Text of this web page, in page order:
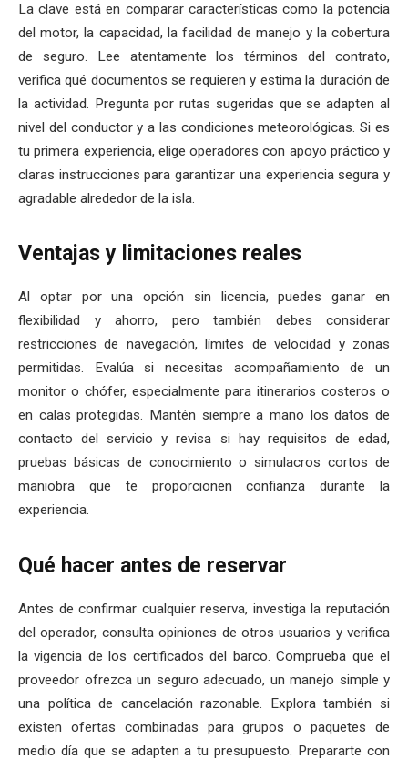
La clave está en comparar características como la potencia
del motor, la capacidad, la facilidad de manejo y la cobertura
de seguro. Lee atentamente los términos del contrato,
verifica qué documentos se requieren y estima la duración de
la actividad. Pregunta por rutas sugeridas que se adapten al
nivel del conductor y a las condiciones meteorológicas. Si es
tu primera experiencia, elige operadores con apoyo práctico y
claras instrucciones para garantizar una experiencia segura y
agradable alrededor de la isla.
Ventajas y limitaciones reales
Al optar por una opción sin licencia, puedes ganar en
flexibilidad y ahorro, pero también debes considerar
restricciones de navegación, límites de velocidad y zonas
permitidas. Evalúa si necesitas acompañamiento de un
monitor o chófer, especialmente para itinerarios costeros o
en calas protegidas. Mantén siempre a mano los datos de
contacto del servicio y revisa si hay requisitos de edad,
pruebas básicas de conocimiento o simulacros cortos de
maniobra que te proporcionen confianza durante la
experiencia.
Qué hacer antes de reservar
Antes de confirmar cualquier reserva, investiga la reputación
del operador, consulta opiniones de otros usuarios y verifica
la vigencia de los certificados del barco. Comprueba que el
proveedor ofrezca un seguro adecuado, un manejo simple y
una política de cancelación razonable. Explora también si
existen ofertas combinadas para grupos o paquetes de
medio día que se adapten a tu presupuesto. Prepararte con